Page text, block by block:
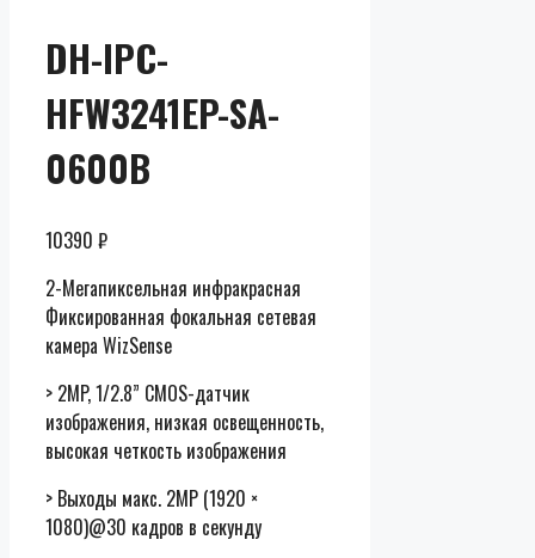
DH-IPC-
HFW3241EP-SA-
0600B
10390 ₽
2-Мегапиксельная инфракрасная
Фиксированная фокальная сетевая
камера WizSense
> 2MP, 1/2.8” CMOS-датчик
изображения, низкая освещенность,
высокая четкость изображения
> Выходы макс. 2MP (1920 ×
1080)@30 кадров в секунду